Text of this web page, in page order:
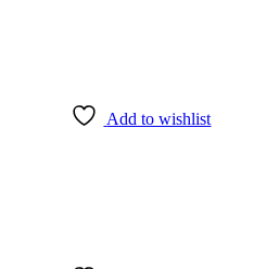
Add to wishlist